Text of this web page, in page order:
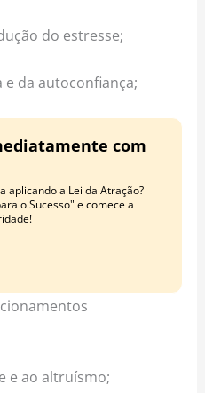
do estresse;
da autoconfiança;
com
aplicando a Lei da Atração?
o Sucesso" e comece a
e ao altruísmo;